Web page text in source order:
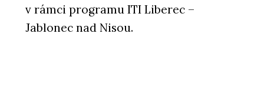
v rámci programu ITI Liberec –
Jablonec nad Nisou.